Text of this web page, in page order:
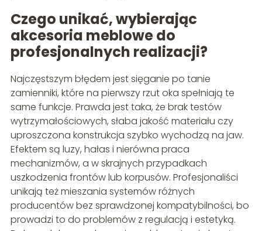
Czego unikać, wybierając
akcesoria meblowe do
profesjonalnych realizacji?
Najczęstszym błędem jest sięganie po tanie
zamienniki, które na pierwszy rzut oka spełniają te
same funkcje. Prawda jest taka, że brak testów
wytrzymałościowych, słaba jakość materiału czy
uproszczona konstrukcja szybko wychodzą na jaw.
Efektem są luzy, hałas i nierówna praca
mechanizmów, a w skrajnych przypadkach
uszkodzenia frontów lub korpusów. Profesjonaliści
unikają też mieszania systemów różnych
producentów bez sprawdzonej kompatybilności, bo
prowadzi to do problemów z regulacją i estetyką.